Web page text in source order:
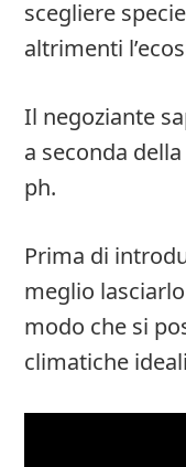
scegliere
altrimenti
Il negoziante
a seconda
ph.
Prima di
meglio
modo che si
climatiche